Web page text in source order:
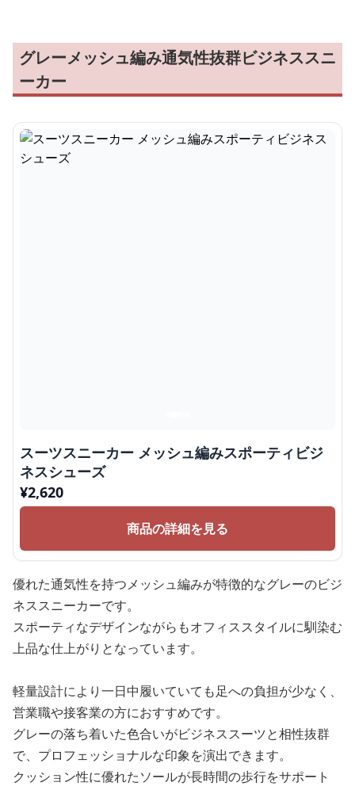
グレーメッシュ編み通気性抜群ビジネススニ
ーカー
スーツスニーカー メッシュ編みスポーティビジ
ネスシューズ
¥2,620
商品の詳細を見る
優れた通気性を持つメッシュ編みが特徴的なグレーのビジ
ネススニーカーです。
スポーティなデザインながらもオフィススタイルに馴染む
上品な仕上がりとなっています。
軽量設計により一日中履いていても足への負担が少なく、
営業職や接客業の方におすすめです。
グレーの落ち着いた色合いがビジネススーツと相性抜群
で、プロフェッショナルな印象を演出できます。
クッション性に優れたソールが長時間の歩行をサポート